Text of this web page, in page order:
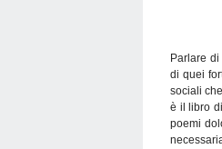
Parlare
di quei
sociali
è il libro
poemi